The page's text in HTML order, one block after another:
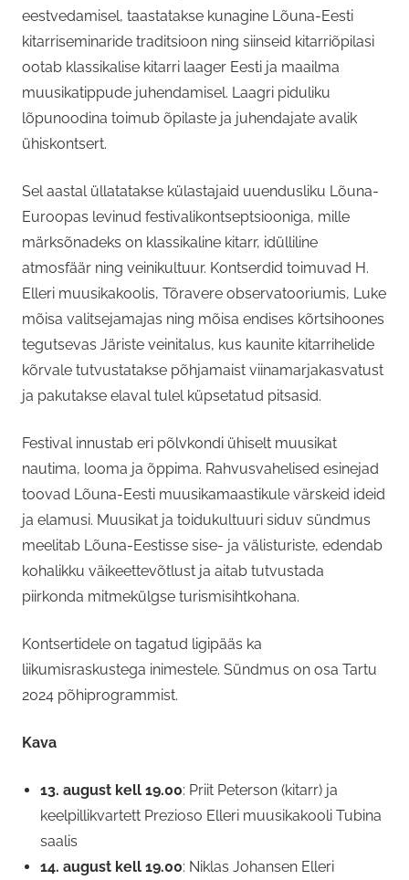
eestvedamisel, taastatakse kunagine Lõuna-Eesti
kitarriseminaride traditsioon ning siinseid kitarriõpilasi
ootab klassikalise kitarri laager Eesti ja maailma
muusikatippude juhendamisel. Laagri piduliku
lõpunoodina toimub õpilaste ja juhendajate avalik
ühiskontsert.
Sel aastal üllatatakse külastajaid uuendusliku Lõuna-
Euroopas levinud festivalikontseptsiooniga, mille
märksõnadeks on klassikaline kitarr, idülliline
atmosfäär ning veinikultuur. Kontserdid toimuvad H.
Elleri muusikakoolis, Tõravere observatooriumis, Luke
mõisa valitsejamajas ning mõisa endises kõrtsihoones
tegutsevas Järiste veinitalus, kus kaunite kitarrihelide
kõrvale tutvustatakse põhjamaist viinamarjakasvatust
ja pakutakse elaval tulel küpsetatud pitsasid.
Festival innustab eri põlvkondi ühiselt muusikat
nautima, looma ja õppima. Rahvusvahelised esinejad
toovad Lõuna-Eesti muusikamaastikule värskeid ideid
ja elamusi. Muusikat ja toidukultuuri siduv sündmus
meelitab Lõuna-Eestisse sise- ja välisturiste, edendab
kohalikku väikeettevõtlust ja aitab tutvustada
piirkonda mitmekülgse turismisihtkohana.
Kontsertidele on tagatud ligipääs ka
liikumisraskustega inimestele. Sündmus on osa Tartu
2024 põhiprogrammist.
Kava
13. august kell 19.00: Priit Peterson (kitarr) ja
keelpillikvartett Prezioso Elleri muusikakooli Tubina
saalis
14. august kell 19.00: Niklas Johansen Elleri